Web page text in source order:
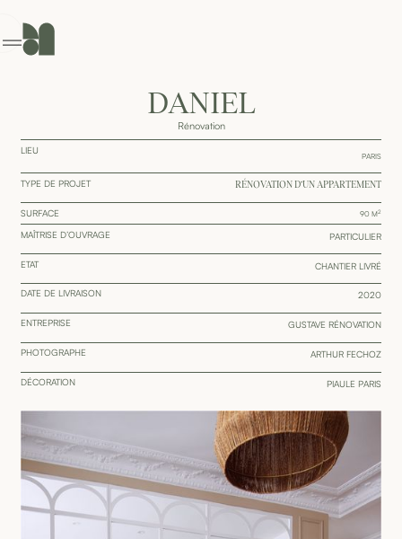
DANIEL
Rénovation
LIEU
PARIS
TYPE DE PROJET RÉNOVATION D’UN APPARTEMENT
SURFACE 90 M2
MAÎTRISE D’OUVRAGE PARTICULIER
ETAT CHANTIER LIVRÉ
DATE DE LIVRAISON 2020
ENTREPRISE GUSTAVE RÉNOVATION
PHOTOGRAPHE ARTHUR FECHOZ
DÉCORATION PIAULE PARIS